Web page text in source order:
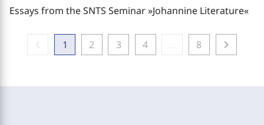
Essays from the SNTS Seminar »Johannine Literature«
1 2 3 4 8 chevron_right